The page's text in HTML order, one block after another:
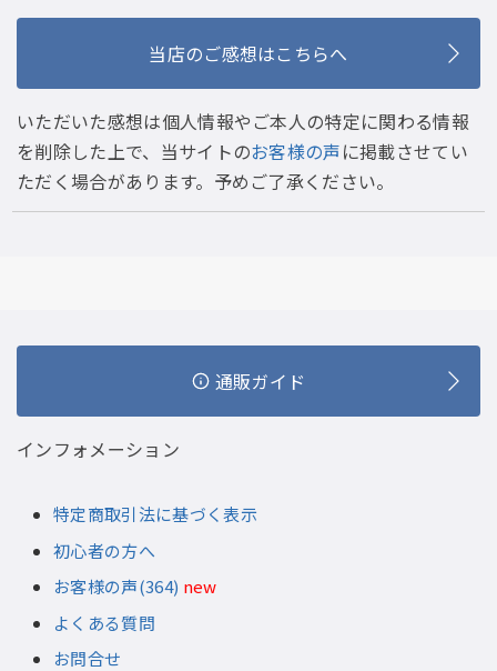
当店のご感想はこちらへ
いただいた感想は個人情報やご本人の特定に関わる情報
を削除した上で、当サイトのお客様の声に掲載させてい
ただく場合があります。予めご了承ください。
通販ガイド
インフォメーション
特定商取引法に基づく表示
初心者の方へ
お客様の声(364) new
よくある質問
お問合せ